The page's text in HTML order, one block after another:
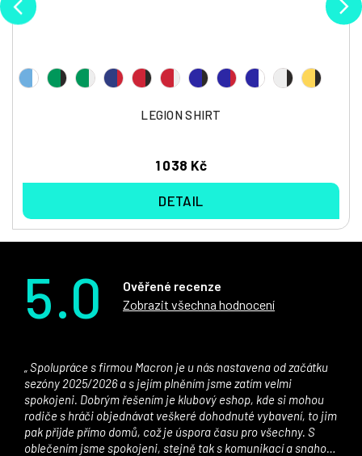
LEGION SHIRT
1 038 Kč
DETAIL
5.0
Ověřené recenze
Zobrazit všechna hodnocení
sezóny 2025/2026 a s jejím plněním jsme zatím velmi
spokojeni. Dobrým řešením je klubový eshop, kde si mohou
rodiče s hráči objednávat veškeré dohodnuté vybavení, to jim
pak přijde přímo domů, což je úspora času pro všechny. S
oblečením jsme spokojeni, stejně tak s komunikací a snahou